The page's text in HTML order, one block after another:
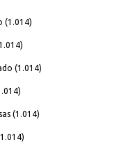
(1.014)
(1.014)
(1.014)